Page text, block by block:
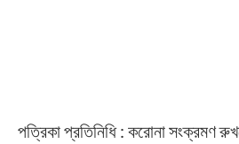
পত্রিকা প্রতিনিধি : করোনা সংক্রমণ